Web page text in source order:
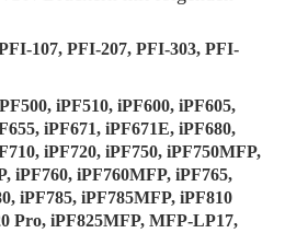
107, PFI-207, PFI-303, PFI-
iPF510, iPF600, iPF605,
iPF671, iPF671E, iPF680,
iPF720, iPF750, iPF750MFP,
iPF760, iPF760MFP, iPF765,
iPF785, iPF785MFP, iPF810
Pro, iPF825MFP, MFP-LP17,